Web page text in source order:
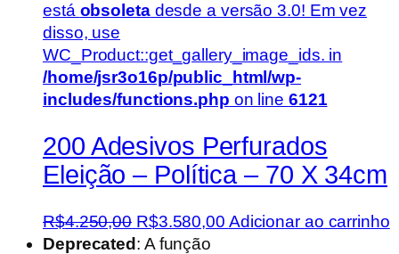
está obsoletadesde a versão 3.0! Em vez
disso, use
WC_Product::get_gallery_image_ids. in
/home/jsr3o16p/public_html/wp-
includes/functions.php on line 6121
200 Adesivos Perfurados
Eleição – Política – 70 X 34cm
R$4.250,00 O
preço
R$3.580,00O
Adicionar ao carrinho
Deprecated: A função